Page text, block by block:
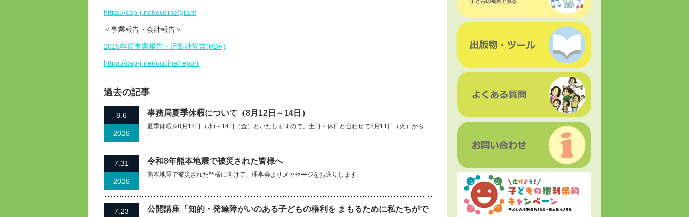
https://cap-j.net/outline/grant
＜事業報告・会計報告＞
2015年度事業報告・活動計算書(PDF)
https://cap-j.net/outline/report
過去の記事
8.6
2026
事務局夏季休暇について（8月12日～14日）
夏季休暇を8月12日（水)～14日（金）といたしますので、土日・休日と合わせて8月11日（火）から
1...
7.31
2026
令和8年熊本地震で被災された皆様へ
熊本地震で被災された皆様に向けて、理事会よりメッセージをお送りします。
7.23
公開講座「知的・発達障がいのある子どもの権利を まもるために私たちがで